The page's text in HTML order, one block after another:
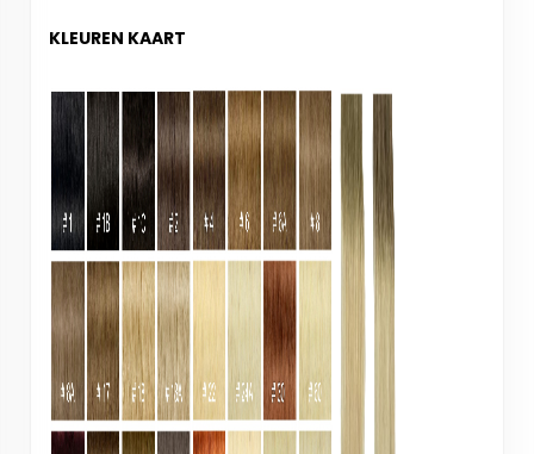
KLEUREN KAART